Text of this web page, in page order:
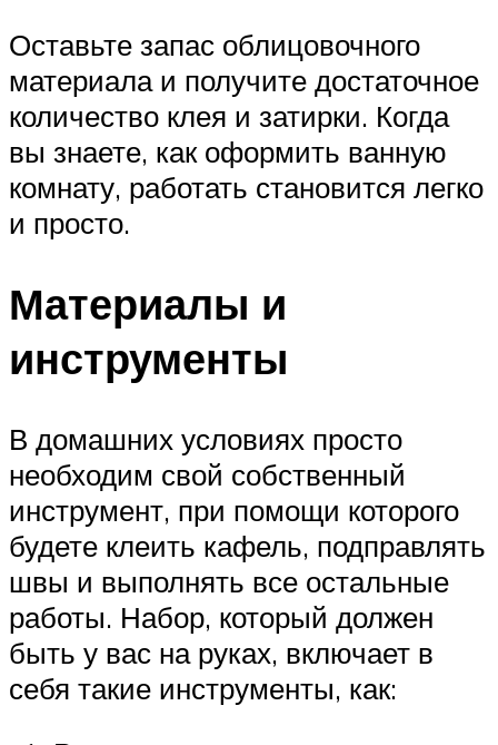
Оставьте запас облицовочного
материала и получите достаточное
количество клея и затирки. Когда
вы знаете, как оформить ванную
комнату, работать становится легко
и просто.
Материалы и
инструменты
В домашних условиях просто
необходим свой собственный
инструмент, при помощи которого
будете клеить кафель, подправлять
швы и выполнять все остальные
работы. Набор, который должен
быть у вас на руках, включает в
себя такие инструменты, как: